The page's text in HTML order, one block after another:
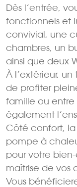
Dès l’entrée,
fonctionnels et
convivial, une
chambres, un
ainsi que deux
À l’extérieur,
de profiter
famille ou
également
Côté confort, la
pompe à
pour votre
maîtrise de vos
Vous